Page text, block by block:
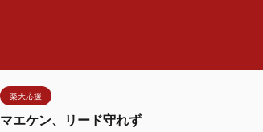
楽天応援
マエケン、リード守れず